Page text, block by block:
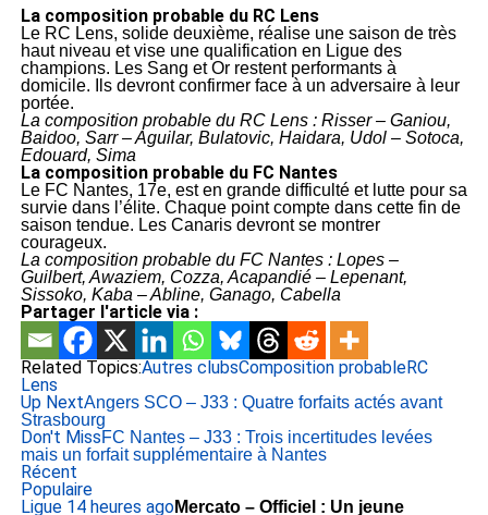
La composition probable du RC Lens
Le RC Lens, solide deuxième, réalise une saison de très
haut niveau et vise une qualification en Ligue des
champions. Les Sang et Or restent performants à
domicile. Ils devront confirmer face à un adversaire à leur
portée.
La composition probable du RC Lens : Risser – Ganiou,
Baidoo, Sarr – Aguilar, Bulatovic, Haidara, Udol – Sotoca,
Edouard, Sima
La composition probable du FC Nantes
Le FC Nantes, 17e, est en grande difficulté et lutte pour sa
survie dans l’élite. Chaque point compte dans cette fin de
saison tendue. Les Canaris devront se montrer
courageux.
La composition probable du FC Nantes : Lopes –
Guilbert, Awaziem, Cozza, Acapandié – Lepenant,
Sissoko, Kaba – Abline, Ganago, Cabella
Partager l'article via :
Related Topics:Autres clubsComposition probableRC
Lens
Up NextAngers SCO – J33 : Quatre forfaits actés avant
Strasbourg
Don't MissFC Nantes – J33 : Trois incertitudes levées
mais un forfait supplémentaire à Nantes
Récent
Populaire
Ligue 14 heures agoMercato – Officiel : Un jeune